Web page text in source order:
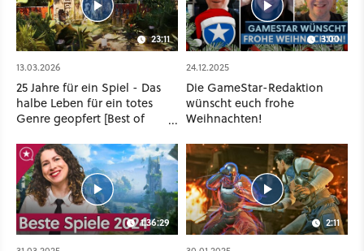
23:11
13.03.2026
25 Jahre für ein Spiel - Das
halbe Leben für ein totes
Genre geopfert [Best of
3:00
24.12.2025
Die GameStar-Redaktion
wünscht euch frohe
Weihnachten!
1:36:29 2:11